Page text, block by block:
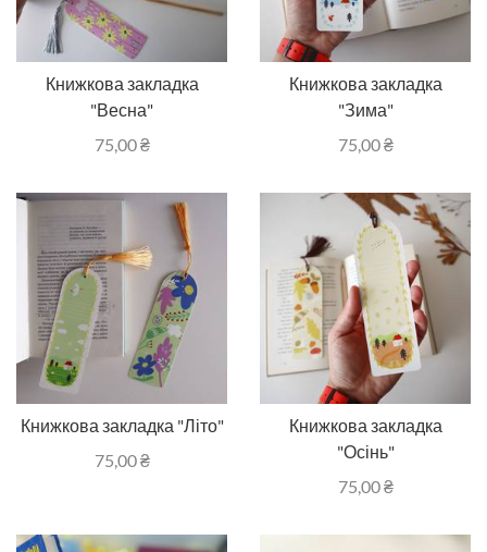
Книжкова закладка
"Весна"
75,00₴
Книжкова закладка
"Зима"
75,00₴
Книжкова закладка "Літо"
75,00₴
Книжкова закладка
"Осінь"
75,00₴